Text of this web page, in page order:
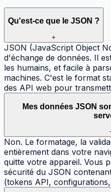
Qu'est-ce que le JSON ?
+
JSON (JavaScript Object
d'échange de données. Il
les humains, et facile à
machines. C'est le format
des API web pour
Mes données JSON
Non. Le formatage, la
entièrement dans votre
quitte votre appareil. Vous
sécurité du JSON
(tokens API,